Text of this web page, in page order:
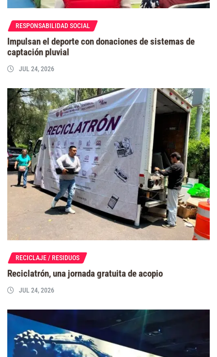
RESPONSABILIDAD SOCIAL
Impulsan el deporte con donaciones de sistemas de
captación pluvial
JUL 24, 2026
RECICLAJE / RESIDUOS
Reciclatrón, una jornada gratuita de acopio
JUL 24, 2026